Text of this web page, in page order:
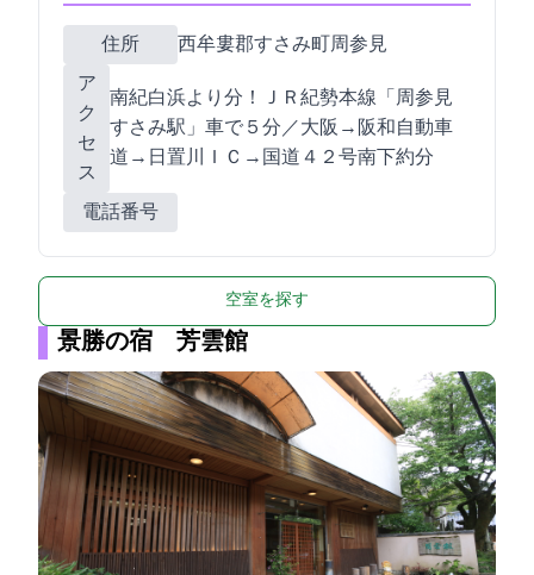
住所
西牟婁郡すさみ町周参見4857-3
ア
ク
セ
ス
南紀白浜より15分！ＪＲ紀勢本線「周参見
(すさみ)駅」車で５分／大阪→阪和自動車
道→日置川ＩＣ→国道４２号南下約6分
電話番号
空室を探す
景勝の宿 芳雲館